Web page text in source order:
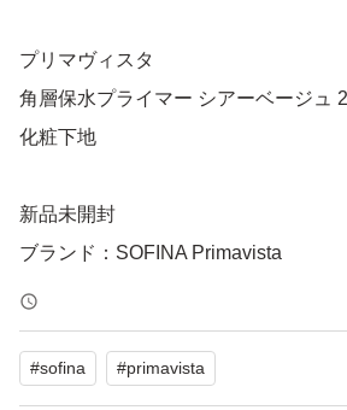
プリマヴィスタ
角層保水プライマー シアーベージュ
化粧下地
新品未開封
ブランド：SOFINA Primavista
#sofina #primavista